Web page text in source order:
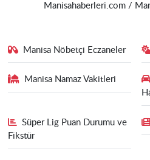
Manisahaberleri.com /
Manisa Nöbetçi Eczaneler
Manisa Namaz Vakitleri
Süper Lig Puan Durumu ve
Fikstür